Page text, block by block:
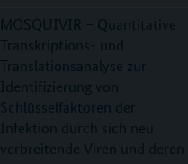
MOSQUIVIR – Quantitative
Transkriptions- und
Translationsanalyse zur
Identifizierung von
Schlüsselfaktoren der
Infektion durch sich neu
verbreitende Viren und deren